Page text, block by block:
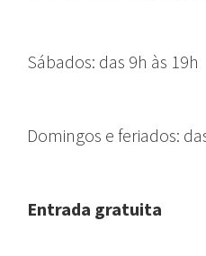
Sábados: das 9h às 19h
Domingos e feriados:
Entrada gratuita